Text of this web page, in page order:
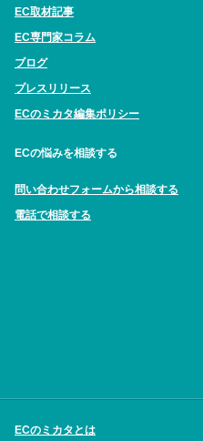
EC取材記事
EC専門家コラム
ブログ
プレスリリース
ECのミカタ編集ポリシー
ECの悩みを相談する
問い合わせフォームから相談する
電話で相談する
ECのミカタとは